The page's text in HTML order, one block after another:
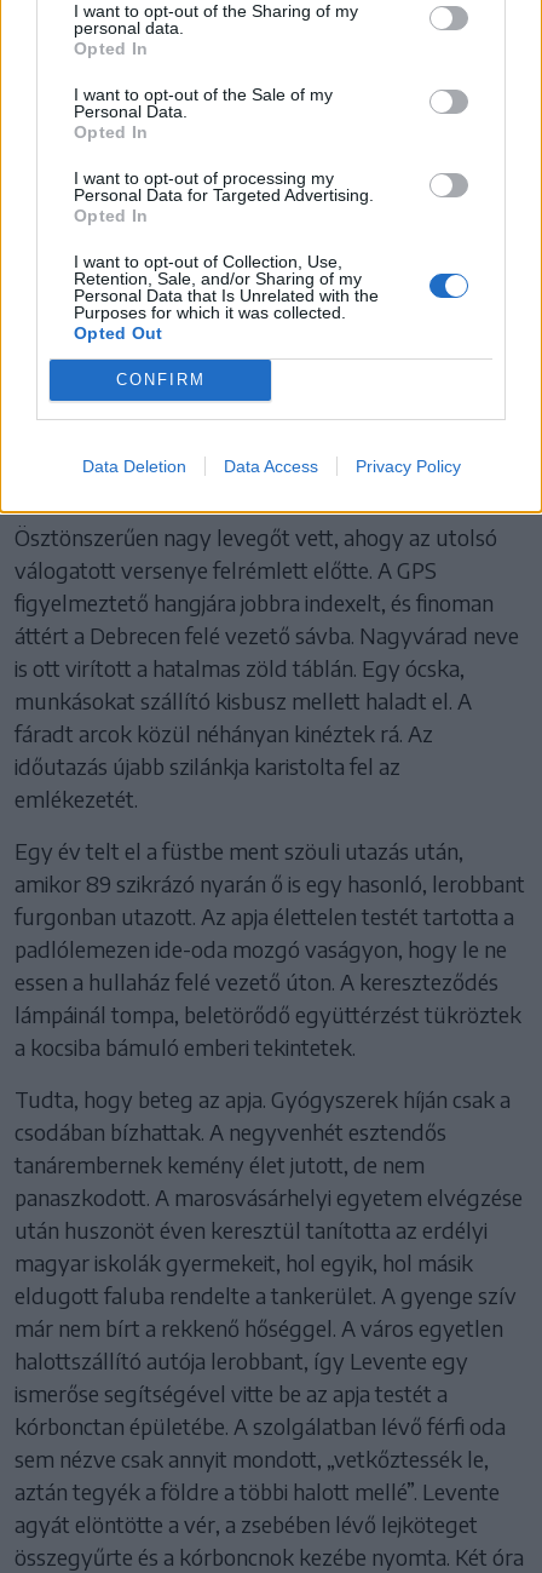
I want to opt-out of the Sharing of my
personal data.
Opted In
I want to opt-out of the Sale of my
Personal Data.
Opted In
I want to opt-out of processing my
Personal Data for Targeted Advertising.
Opted In
I want to opt-out of Collection, Use,
Retention, Sale, and/or Sharing of my
Personal Data that Is Unrelated with the
Purposes for which it was collected.
Opted Out
CONFIRM
Data Deletion Data Access Privacy Policy
takaréklángon pislákoló harci kedvét. A rendszer a
legsötétebb napjait élte, a boltok kongtak az
Sokszor gyertyafénynél, fűtetlen teremben edzettek
1988 telén Bukarestben. A hírhedt szél, a Crivăţ úgy
fütyölt az utcákon, hogy befagytak az ablakok.
Levente az edzőtábor jéghideg szobájában, a láztól
vacogva bújt a takarók alá, gyógyszerek híján csak az
erős szervezetében bízhatott. Amikor egy bulgáriai
versenyre nevezték, először betegségre hivatkozva
hárított, aztán mégiscsak csatlakozott a társaihoz
abban a reményben, hogy Szófiában legalább meleg
szobában aludhat. Más öröme nem volt, sérülést
szenvedett, és miután lejött a szőnyegről, olyan
köhögőroham fogta el, azt hitte, megfullad.
Ösztönszerűen nagy levegőt vett, ahogy az utolsó
válogatott versenye felrémlett előtte. A GPS
figyelmeztető hangjára jobbra indexelt, és finoman
áttért a Debrecen felé vezető sávba. Nagyvárad neve
is ott virított a hatalmas zöld táblán. Egy ócska,
munkásokat szállító kisbusz mellett haladt el. A
fáradt arcok közül néhányan kinéztek rá. Az
időutazás újabb szilánkja karistolta fel az
emlékezetét.
Egy év telt el a füstbe ment szöuli utazás után,
amikor 89 szikrázó nyarán ő is egy hasonló, lerobbant
furgonban utazott. Az apja élettelen testét tartotta a
padlólemezen ide-oda mozgó vaságyon, hogy le ne
essen a hullaház felé vezető úton. A kereszteződés
lámpáinál tompa, beletörődő együttérzést tükröztek
a kocsiba bámuló emberi tekintetek.
Tudta, hogy beteg az apja. Gyógyszerek híján csak a
csodában bízhattak. A negyvenhét esztendős
tanárembernek kemény élet jutott, de nem
panaszkodott. A marosvásárhelyi egyetem elvégzése
után huszonöt éven keresztül tanította az erdélyi
magyar iskolák gyermekeit, hol egyik, hol másik
eldugott faluba rendelte a tankerület. A gyenge szív
már nem bírt a rekkenő hőséggel. A város egyetlen
halottszállító autója lerobbant, így Levente egy
ismerőse segítségével vitte be az apja testét a
kórbonctan épületébe. A szolgálatban lévő férfi oda
sem nézve csak annyit mondott, „vetkőztessék le,
aztán tegyék a földre a többi halott mellé”. Levente
agyát elöntötte a vér, a zsebében lévő lejköteget
összegyűrte és a kórboncnok kezébe nyomta. Két óra